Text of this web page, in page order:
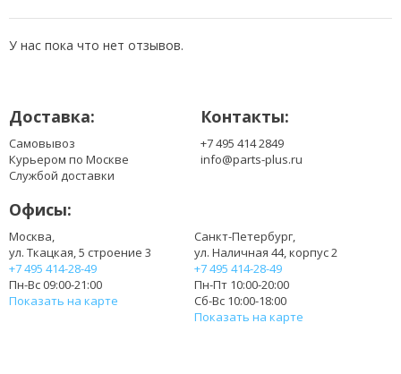
У нас пока что нет отзывов.
Доставка:
Самовывоз
Курьером по Москве
Службой доставки
Контакты:
+7 495 414 2849
info@parts-plus.ru
Офисы:
Москва,
ул. Ткацкая, 5 строение 3
+7 495 414-28-49
Пн-Вс 09:00-21:00
Показать на карте
Санкт-Петербург,
ул. Наличная 44, корпус 2
+7 495 414-28-49
Пн-Пт 10:00-20:00
Сб-Вс 10:00-18:00
Показать на карте